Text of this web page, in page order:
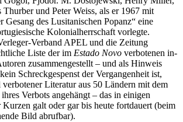
und Peter Weiss, als er 1967 mit
Gesang des Lusitanischen Popanz“ eine
Kolonialherrschaft vorlegte.
Verband APEL und die Zeitung
Liste der im Estado Novo verbotenen in-
zusammengestellt – und als Hinweis
Schreckgespenst der Vergangenheit ist,
Literatur aus 50 Ländern mit dem
Verbots angehängt – das in einigen
Kurzen galt oder gar bis heute fortdauert (beim
Bild abrufbar).